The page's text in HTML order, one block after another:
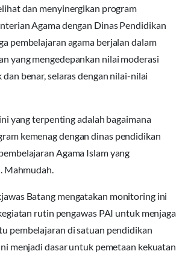
dan menyinergikan program
Agama dengan Dinas Pendidikan
pembelajaran agama berjalan dalam
yang mengedepankan nilai moderasi
dan benar, selaras dengan nilai-nilai
yang terpenting adalah bagaimana
kemenag dengan dinas pendidikan
Agama Islam yang
Mahmudah.
Batang mengatakan monitoring ini
rutin pengawas PAI untuk menjaga
pembelajaran di satuan pendidikan
menjadi dasar untuk pemetaan kekuatan